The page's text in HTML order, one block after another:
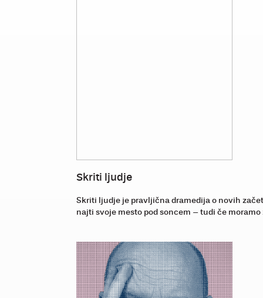
Skriti ljudje
Skriti ljudje je pravljična dramedija o novih
najti svoje mesto pod soncem – tudi če